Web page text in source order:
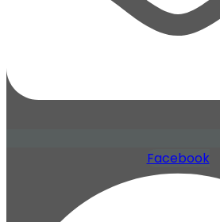
Facebook